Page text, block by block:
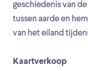
geschiedenis van
tussen aarde en
van het eiland
Kaartverkoop